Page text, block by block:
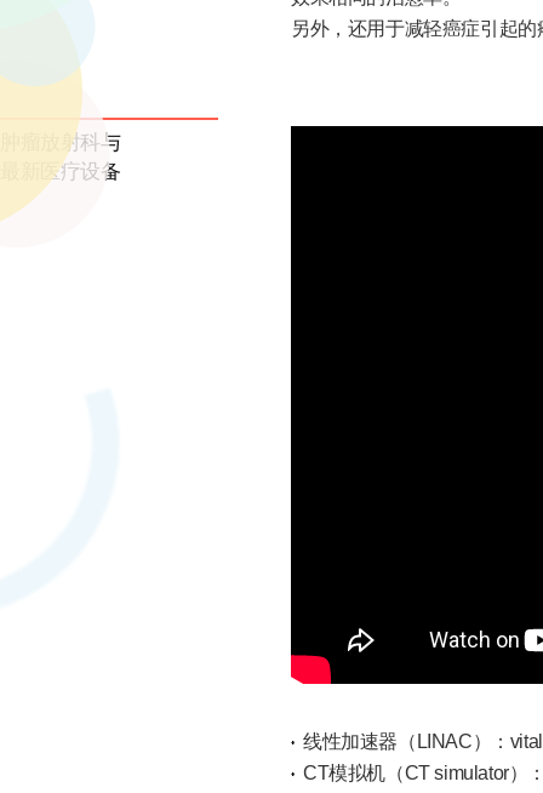
另外，还用于减轻癌症引起
肿瘤放射科与
最新医疗设备
线性加速器（LINAC）：
CT模拟机（CT simulator）